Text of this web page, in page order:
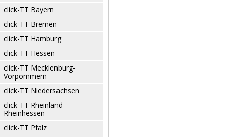
click-TT Bayern
click-TT Bremen
click-TT Hamburg
click-TT Hessen
click-TT Mecklenburg-
Vorpommern
click-TT Niedersachsen
click-TT Rheinland-
Rheinhessen
click-TT Pfalz